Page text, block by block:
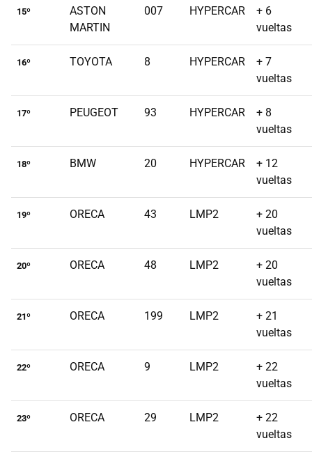
15º
ASTON
MARTIN
007 HYPERCAR
+ 6
vueltas
16º TOYOTA 8 HYPERCAR
+ 7
vueltas
17º PEUGEOT 93 HYPERCAR
+ 8
vueltas
18º BMW 20 HYPERCAR
+ 12
vueltas
19º ORECA 43 LMP2
+ 20
vueltas
20º ORECA 48 LMP2
+ 20
vueltas
21º ORECA 199 LMP2
+ 21
vueltas
22º ORECA 9 LMP2
+ 22
vueltas
23º ORECA 29 LMP2
+ 22
vueltas